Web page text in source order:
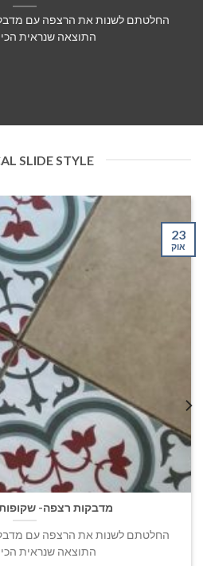
החלטתם לשנות את הרצפה עם
התוצאה שנראית הכי
SLIDE STYLE
מדבקות רצפה-
החלטתם לשנות את הרצפה עם
התוצאה שנראית הכי
23
אוק